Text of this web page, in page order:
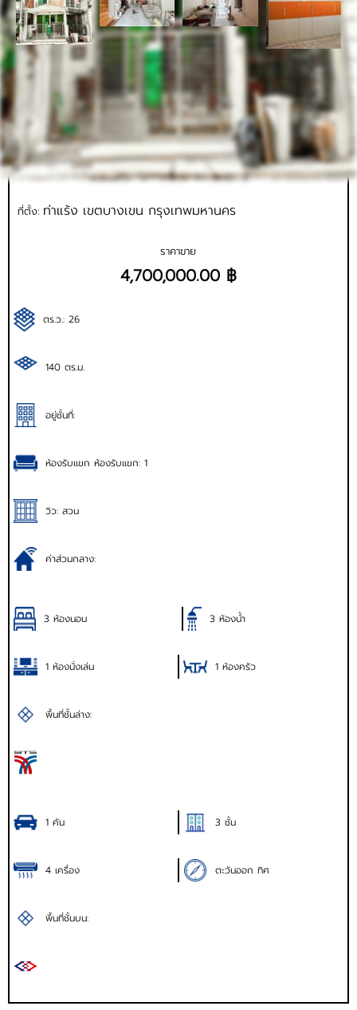
รหัสทรัพย์ BHL336
อัพเดท1/17/2025 2:56 PM
ทาวน์เฮ้าส์ 3 ชั้น ซิกเนเจอร์ วัชรพล ห้องริม
ที่ตั้ง: ท่าแร้ง เขตบางเขน กรุงเทพมหานคร
ราคาขาย
4,700,000.00 ฿
ตร.ว.: 26
140 ตร.ม.
อยู่ชั้นที่:
ห้องรับแขก ห้องรับแขก: 1
วิว: สวน
ค่าส่วนกลาง:
3 ห้องนอน 3 ห้องน้ำ
1 ห้องนั่งเล่น 1 ห้องครัว
พื้นที่ชั้นล่าง:
1 คัน 3 ชั้น
4 เครื่อง ตะวันออก ทิศ
พื้นที่ชั้นบน: